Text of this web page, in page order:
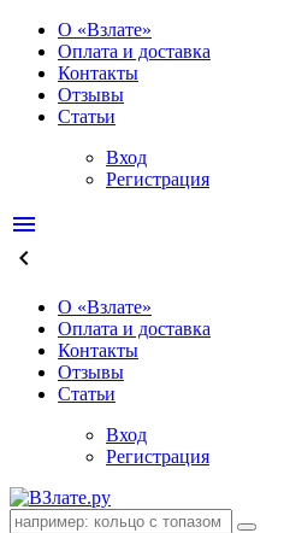
О «Взлате»
Оплата и доставка
Контакты
Отзывы
Статьи
Вход
Регистрация
menu
keyboard_arrow_left
О «Взлате»
Оплата и доставка
Контакты
Отзывы
Статьи
Вход
Регистрация